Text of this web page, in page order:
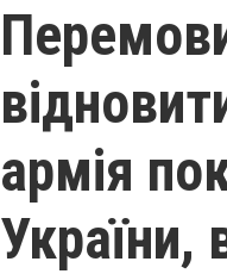
армія